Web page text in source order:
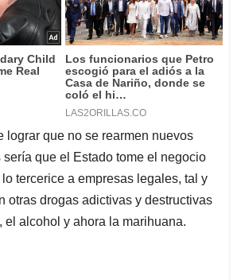
lograr que no se rearmen nuevos
sería que el Estado tome el negocio
tercerice a empresas legales, tal y
otras drogas adictivas y destructivas
el alcohol y ahora la marihuana.